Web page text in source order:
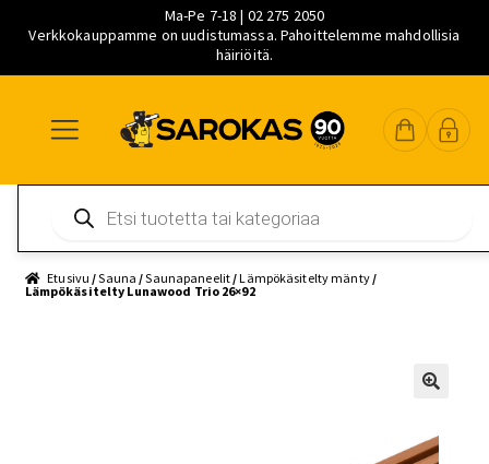
Ma-Pe 7-18 | 02 275 2050
Verkkokauppamme on uudistumassa. Pahoittelemme mahdollisia
häiriöitä.
navigointiin
sisältöön
pääsisältöön
search
Etusivu /Sauna /Saunapaneelit /Lämpökäsitelty mänty/
Lämpökäsitelty Lunawood Trio 26×92